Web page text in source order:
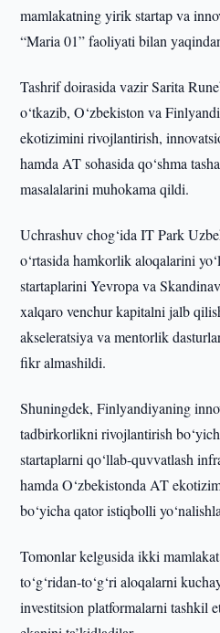
mamlakatning yirik startap va
“Maria 01” faoliyati bilan
Tashrif doirasida vazir Sarita
o‘tkazib, O‘zbekiston va
ekotizimini rivojlantirish,
hamda AT sohasida qo‘shma
masalalarini muhokama qildi.
Uchrashuv chog‘ida IT Park
o‘rtasida hamkorlik aloqalarini
startaplarini Yevropa va
xalqaro venchur kapitalni jalb
akseleratsiya va mentorlik
fikr almashildi.
Shuningdek, Finlyandiyaning
tadbirkorlikni rivojlantirish
startaplarni qo‘llab-quvvatlash
hamda O‘zbekistonda AT
bo‘yicha qator istiqbolli
Tomonlar kelgusida ikki
to‘g‘ridan-to‘g‘ri aloqalarni
investitsion platformalarni tashkil